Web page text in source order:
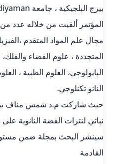
بيرج البلجيكية ، جامعة Adiyaman التركية.
المؤتمر ألقيت من خلاله عدد
مجال علم المواد المتقدم
المتجددة ، علوم الفضاء والفلك،
البايولوجي، العلوم الطبية ،
النانو تكنلوجي.
حيث شاركت م.د شمس مناف
نباتي لنترات الفضة النانوية
سينشر البحث بمجلة ضمن
القادمة